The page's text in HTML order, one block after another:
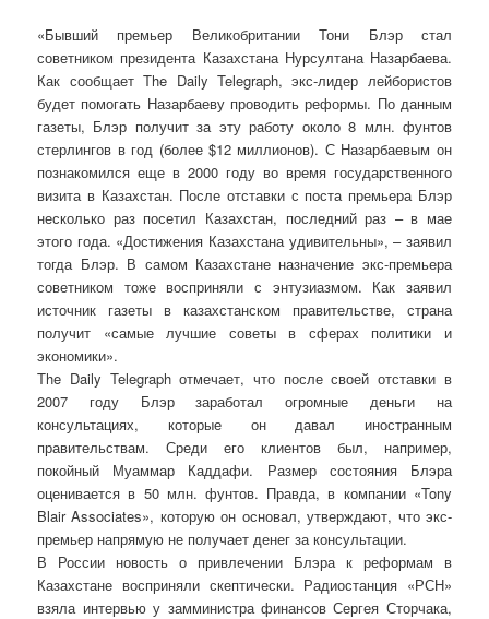
«Бывший премьер Великобритании Тони Блэр стал
советником президента Казахстана Нурсултана Назарбаева.
Как сообщает The Daily Telegraph, экс-лидер лейбористов
будет помогать Назарбаеву проводить реформы. По данным
газеты, Блэр получит за эту работу около 8 млн. фунтов
стерлингов в год (более $12 миллионов). С Назарбаевым он
познакомился еще в 2000 году во время государственного
визита в Казахстан. После отставки с поста премьера Блэр
несколько раз посетил Казахстан, последний раз – в мае
этого года. «Достижения Казахстана удивительны», – заявил
тогда Блэр. В самом Казахстане назначение экс-премьера
советником тоже восприняли с энтузиазмом. Как заявил
источник газеты в казахстанском правительстве, страна
получит «самые лучшие советы в сферах политики и
экономики».
The Daily Telegraph отмечает, что после своей отставки в
2007 году Блэр заработал огромные деньги на
консультациях, которые он давал иностранным
правительствам. Среди его клиентов был, например,
покойный Муаммар Каддафи. Размер состояния Блэра
оценивается в 50 млн. фунтов. Правда, в компании «Tony
Blair Associates», которую он основал, утверждают, что экс-
премьер напрямую не получает денег за консультации.
В России новость о привлечении Блэра к реформам в
Казахстане восприняли скептически. Радиостанция «РСН»
взяла интервью у замминистра финансов Сергея Сторчака,